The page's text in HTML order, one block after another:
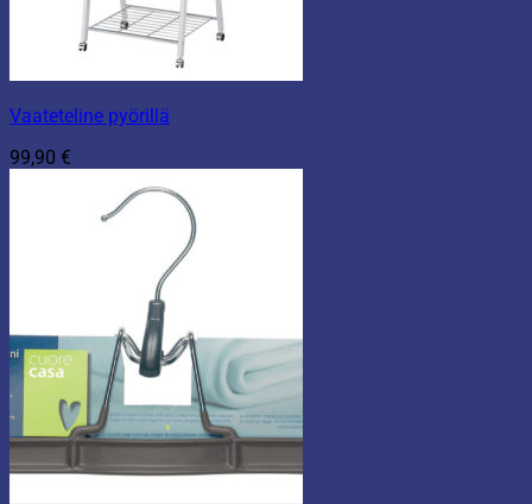
Vaateteline pyörillä
99,90 €